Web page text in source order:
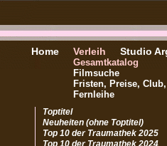
Home Verleih
Gesamtkatalog
Filmsuche
Fristen, Preise,
Fernleihe
Studio
Toptitel
Neuheiten (ohne Toptitel)
Top 10 der Traumathek 2025
Top 10 der Traumathek 2024